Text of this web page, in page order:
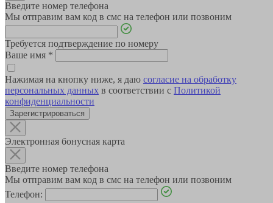
Введите номер телефона
Мы отправим вам код в смс на телефон или позвоним
Требуется подтверждение по номеру
Ваше имя *
Нажимая на кнопку ниже, я даю согласие на обработку
персональных данных в соответствии с Политикой
конфиденциальности
Зарегистрироваться
Электронная бонусная карта
Введите номер телефона
Мы отправим вам код в смс на телефон или позвоним
Телефон: